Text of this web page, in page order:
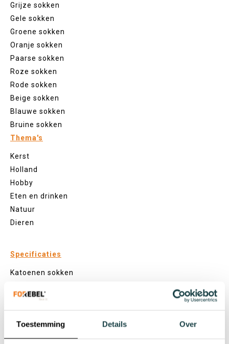
Toestemming Details Over
Grijze sokken
Gele sokken
Groene sokken
Oranje sokken
Paarse sokken
Roze sokken
Rode sokken
Beige sokken
Blauwe sokken
Bruine sokken
Thema's
Kerst
Holland
Hobby
Eten en drinken
Natuur
Dieren
Specificaties
Katoenen sokken
Gerecyclede sokken
Naadloze sokken
Patronen